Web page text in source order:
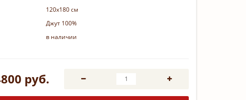
120х180 см
Джут 100%
в наличии
руб.